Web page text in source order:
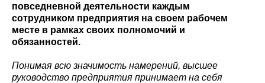
повседневной деятельности каждым
сотрудником предприятия на своем рабочем
месте в рамках своих полномочий и
обязанностей.
Понимая всю значимость намерений, высшее
руководство предприятия принимает на себя